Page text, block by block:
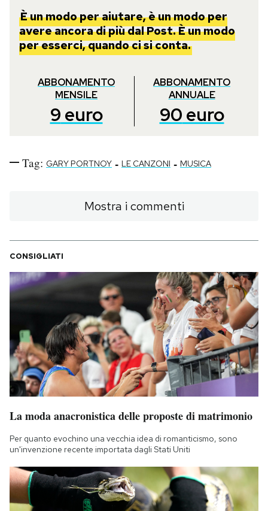
È un modo per aiutare, è un modo per
avere ancora di più dal Post. È un modo
per esserci, quando ci si conta.
ABBONAMENTO
MENSILE
9 euro
ABBONAMENTO
ANNUALE
90 euro
Tag: GARY PORTNOY - LE CANZONI - MUSICA
Mostra i commenti
CONSIGLIATI
La moda anacronistica delle proposte di matrimonio
Per quanto evochino una vecchia idea di romanticismo, sono
un'invenzione recente importata dagli Stati Uniti